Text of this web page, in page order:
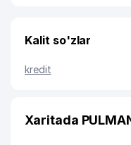
Kalit so'zlar
kredit
Xaritada